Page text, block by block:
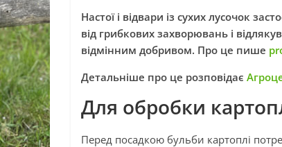
Настої і відвари із сухих лусочок
від грибкових захворювань і
відмінним добривом. Про це пише
Детальніше про це розповідає
Для обробки
Перед посадкою бульби картоплі